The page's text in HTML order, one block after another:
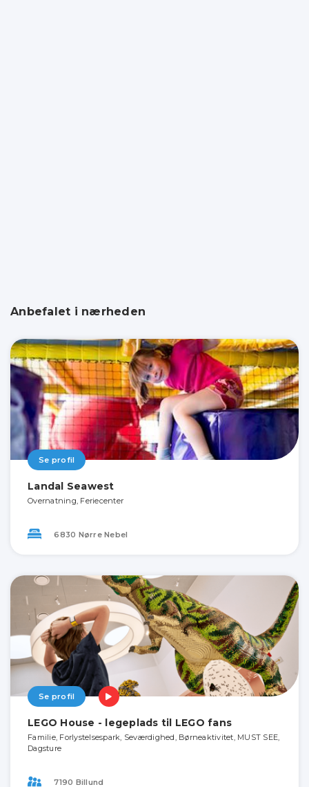
Anbefalet i nærheden
Se profil
Landal Seawest
Overnatning, Feriecenter
6830 Nørre Nebel
Se profil
LEGO House - legeplads til LEGO fans
Familie, Forlystelsespark, Seværdighed, Børneaktivitet, MUST SEE,
Dagsture
7190 Billund